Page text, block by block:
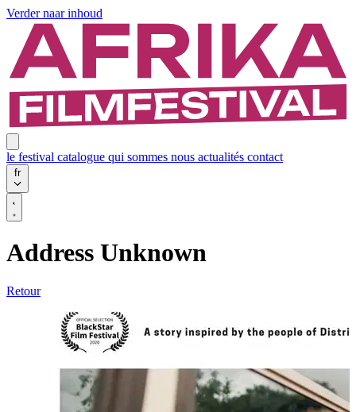
Verder naar inhoud
le festival catalogue qui sommes nous actualités contact
fr
Address Unknown
Retour